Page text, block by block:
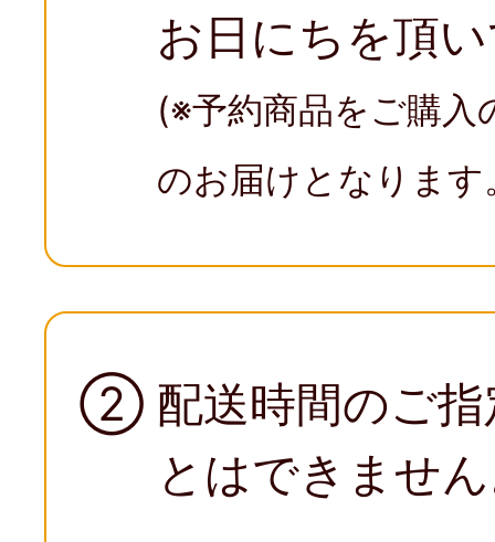
お日にちを頂
(※予約商品をご購入
のお届けとなります
② 配送時間のご
とはできませ